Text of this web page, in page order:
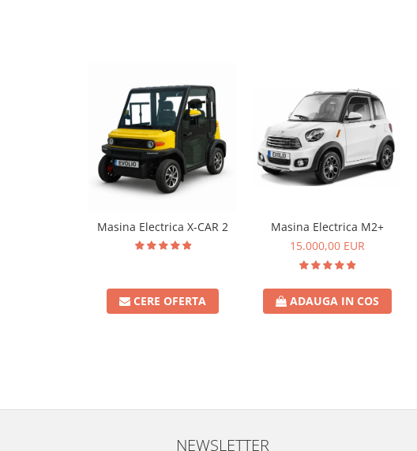
Masina Electrica X-CAR 2
CERE OFERTA
Masina Electrica M2+
15.000,00 EUR
ADAUGA IN COS
NEWSLETTER